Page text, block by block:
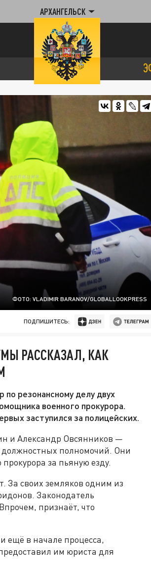
АРХАНГЕЛЬСК
ФОТО: VLADIMIR BARANOV/GLOBALLOOKPRESS
ПОДПИШИТЕСЬ:
РАССКАЗАЛ, КАК
по резонансному делу двух
военного прокурора.
заступился за полицейских.
и Александр Овсянников —
полномочий. Они
за пьяную езду.
За своих земляков одним из
Законодатель
признаёт, что
ещё в начале процесса,
им юриста для